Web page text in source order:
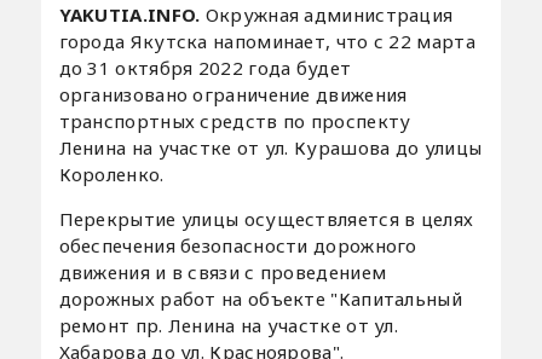
YAKUTIA.INFO. Окружная администрация
города Якутска напоминает, что с 22 марта
до 31 октября 2022 года будет
организовано ограничение движения
транспортных средств по проспекту
Ленина на участке от ул. Курашова до улицы
Короленко.
Перекрытие улицы осуществляется в целях
обеспечения безопасности дорожного
движения и в связи с проведением
дорожных работ на объекте "Капитальный
ремонт пр. Ленина на участке от ул.
Хабарова до ул. Красноярова".